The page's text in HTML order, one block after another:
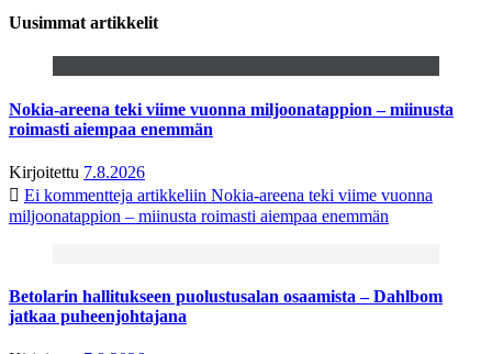
Uusimmat artikkelit
Nokia-areena teki viime vuonna miljoonatappion – miinusta
roimasti aiempaa enemmän
Kirjoitettu 7.8.2026
Ei kommentteja artikkeliin Nokia-areena teki viime vuonna
miljoonatappion – miinusta roimasti aiempaa enemmän
Betolarin hallitukseen puolustusalan osaamista – Dahlbom
jatkaa puheenjohtajana